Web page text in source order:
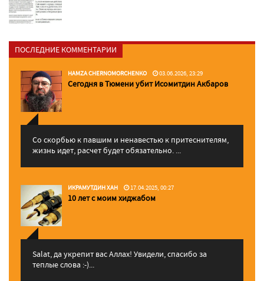
ПОСЛЕДНИЕ КОММЕНТАРИИ
HAMZA CHERNOMORCHENKO 03.06.2026, 23:29
Сегодня в Тюмени убит Исомитдин Акбаров
Со скорбью к павшим и ненавестью к притеснителям,
жизнь идет, расчет будет обязательно. ...
ИКРАМУТДИН ХАН 17.04.2025, 00:27
10 лет с моим хиджабом
Salat, да укрепит вас Аллаx! Увидели, спасибо за
теплые слова :-)...